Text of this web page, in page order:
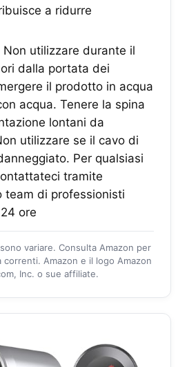
a ridurre
utilizzare durante il
dalla portata dei
il prodotto in acqua
acqua. Tenere la spina
lontani da
utilizzare se il cavo di
Per qualsiasi
tramite
team di professionisti
ore
variare. Consulta Amazon per
Amazon e il logo Amazon
Inc. o sue affiliate.